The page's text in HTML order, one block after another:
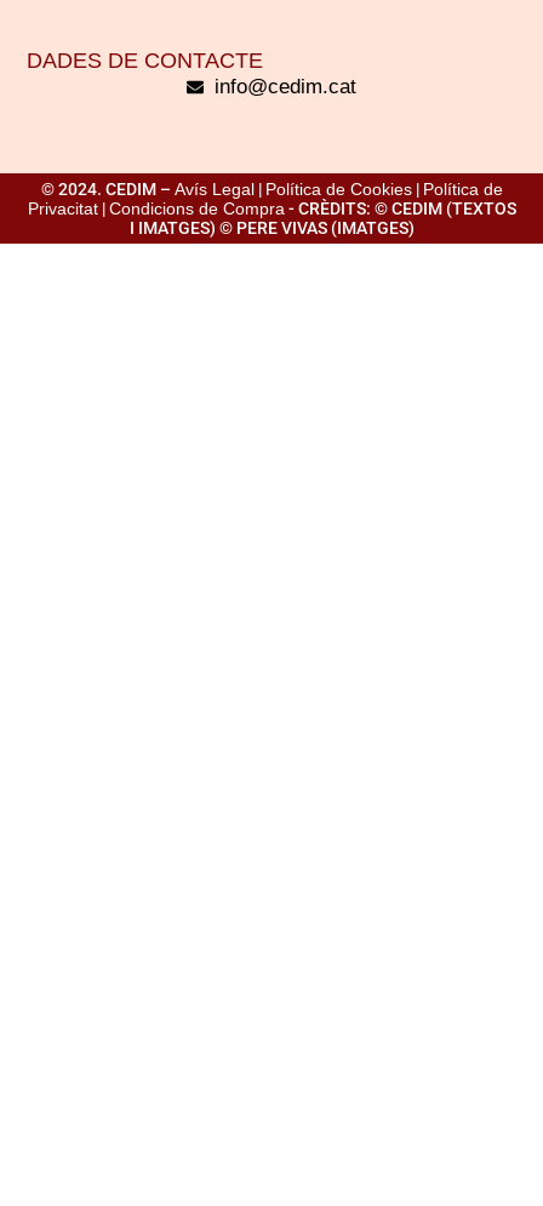
DADES DE CONTACTE
info@cedim.cat
© 2024. CEDIM – Avís Legal| Política de Cookies| Política de
Privacitat|Condicions de Compra- CRÈDITS: © CEDIM (TEXTOS
I IMATGES) © PERE VIVAS (IMATGES)